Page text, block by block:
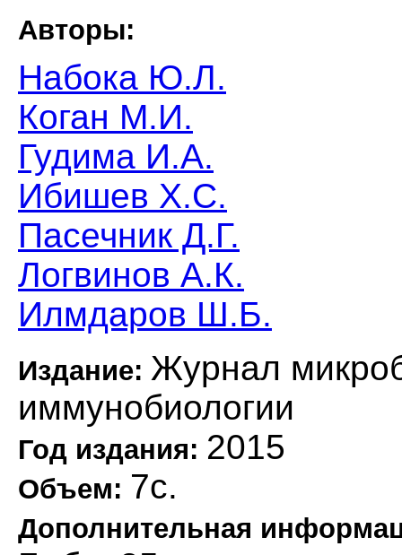
Авторы:
Набока Ю.Л.
Коган М.И.
Гудима И.А.
Ибишев Х.С.
Пасечник Д.Г.
Логвинов А.К.
Илмдаров Ш.Б.
Издание: Журнал
иммунобиологии
Год издания: 2015
Объем: 7с.
Дополнительная